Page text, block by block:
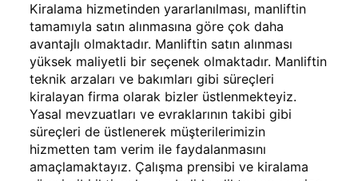
Kiralama hizmetinden yararlanılması, manliftin
tamamıyla satın alınmasına göre çok daha
avantajlı olmaktadır. Manliftin satın alınması
yüksek maliyetli bir seçenek olmaktadır. Manliftin
teknik arzaları ve bakımları gibi süreçleri
kiralayan firma olarak bizler üstlenmekteyiz.
Yasal mevzuatları ve evraklarının takibi gibi
süreçleri de üstlenerek müşterilerimizin
hizmetten tam verim ile faydalanmasını
amaçlamaktayız. Çalışma prensibi ve kiralama